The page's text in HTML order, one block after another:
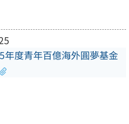
年度青年百億海外圓夢基金